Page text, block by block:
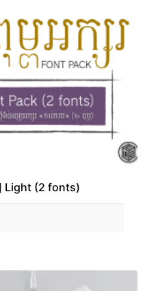
Light (2 fonts)